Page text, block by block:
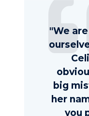
"We
big
her
you